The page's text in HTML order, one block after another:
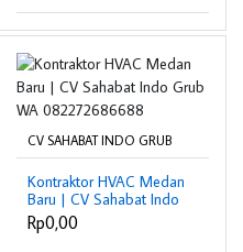
CV SAHABAT INDO GRUB
Kontraktor HVAC Medan
Baru | CV Sahabat Indo
Grub WA
082272686688
Rp0,00